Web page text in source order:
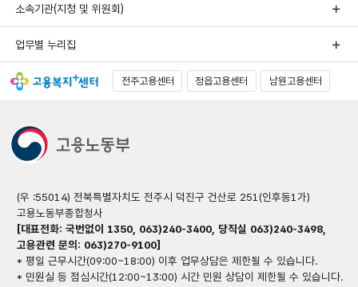
소속기관(지청 및 위원회)
업무별 누리집
전주고용센터 정읍고용센터 남원고용센터
(우 :55014) 전북특별자치도 전주시 덕진구 건산로 251(인후동1가)
고용노동부종합청사
[대표전화: 국번없이 1350, 063)240-3400, 당직실 063)240-3498,
고용관련 문의: 063)270-9100]
* 평일 근무시간(09:00~18:00) 이후 업무상담은 제한될 수 있습니다.
* 민원실 등 점심시간(12:00~13:00) 시간 민원 상담이 제한될 수 있습니다.